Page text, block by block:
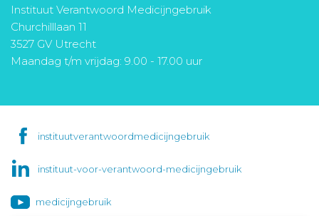
Instituut Verantwoord Medicijngebruik
Churchilllaan 11
3527 GV Utrecht
Maandag t/m vrijdag: 9.00 - 17.00 uur
instituutverantwoordmedicijngebruik
instituut-voor-verantwoord-medicijngebruik
medicijngebruik